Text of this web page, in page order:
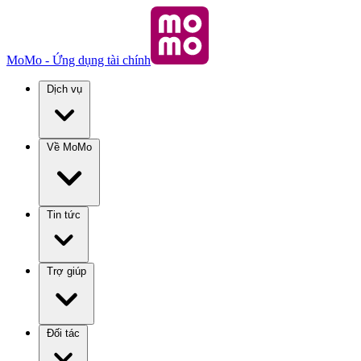
MoMo - Ứng dụng tài chính
Dịch vụ
Về MoMo
Tin tức
Trợ giúp
Đối tác